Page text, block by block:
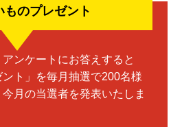
ものプレゼント
ンケートにお答えすると
ント」を毎月抽選で200名様
月の当選者を発表いたしま